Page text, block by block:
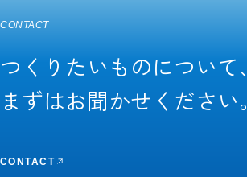
CONTACT
つくりたいものについて、
まずはお聞かせください。
CONTACT